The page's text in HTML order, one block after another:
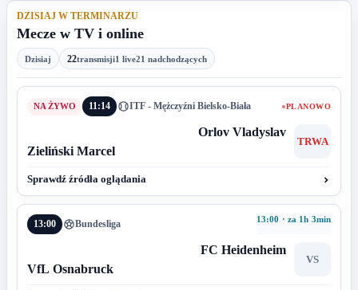
DZISIAJ W TERMINARZU
Mecze w TV i online
Dzisiaj 22transmisji1 live21 nadchodzących
11:14 ITF - Mężczyźni Bielsko-Biała PLANOWO
Orlov Vladyslav
TRWA
Zieliński Marcel
Sprawdź źródła oglądania
13:00 Bundesliga 13:00 · za 1h 3min
FC Heidenheim
VS
VfL Osnabruck